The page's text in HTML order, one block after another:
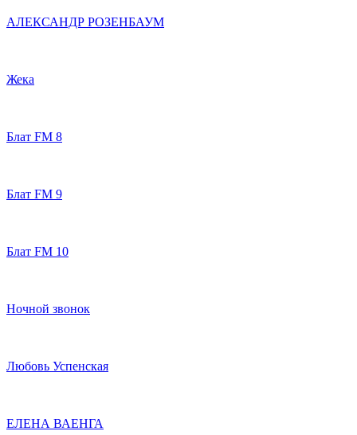
АЛЕКСАНДР РОЗЕНБАУМ
Жека
Блат FM 8
Блат FM 9
Блат FM 10
Ночной звонок
Любовь Успенская
ЕЛЕНА ВАЕНГА